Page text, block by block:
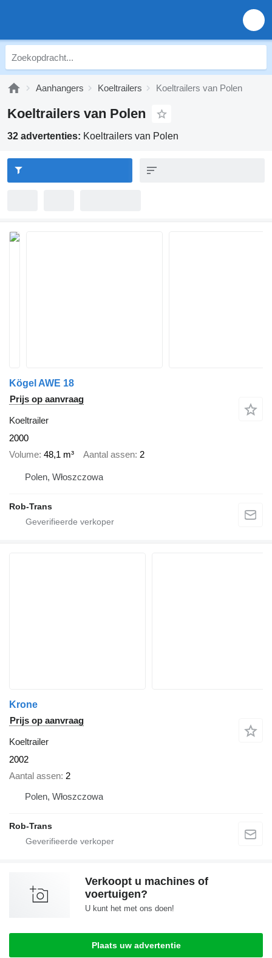
Aanhangers Koeltrailers Koeltrailers van Polen
Koeltrailers van Polen
32 advertenties: Koeltrailers van Polen
Kögel AWE 18
Prijs op aanvraag
Koeltrailer
2000
Volume 48,1 m³ Aantal assen 2
Polen, Włoszczowa
Rob-Trans
Krone
Prijs op aanvraag
Koeltrailer
2002
Aantal assen 2
Polen, Włoszczowa
Rob-Trans
Verkoopt u machines of
voertuigen?
U kunt het met ons doen!
Plaats uw advertentie